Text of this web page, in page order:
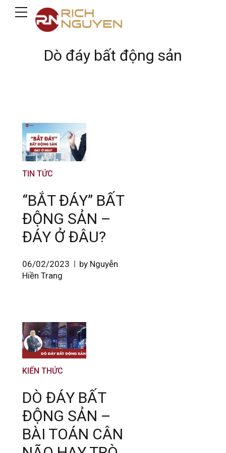
Dò đáy bất động sản
TIN TỨC
“BẮT ĐÁY” BẤT
ĐỘNG SẢN –
ĐÁY Ở ĐÂU?
06/02/2023
by Nguyễn
Hiền Trang
KIẾN THỨC
DÒ ĐÁY BẤT
ĐỘNG SẢN –
BÀI TOÁN CÂN